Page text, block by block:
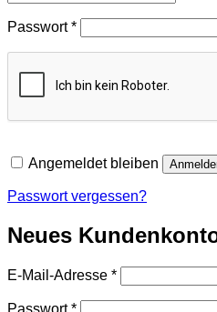
Passwort*Erforderlich
Angemeldet bleiben
Passwort vergessen?
Neues
E-Mail-Adresse *Erforderlich
Passwort*Erforderlich